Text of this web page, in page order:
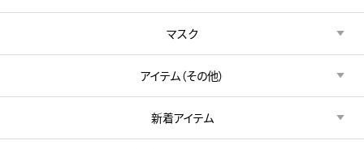
マスク
アイテム（その他）
新着アイテム